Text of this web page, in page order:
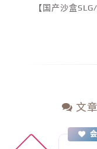
【国产沙盒
文